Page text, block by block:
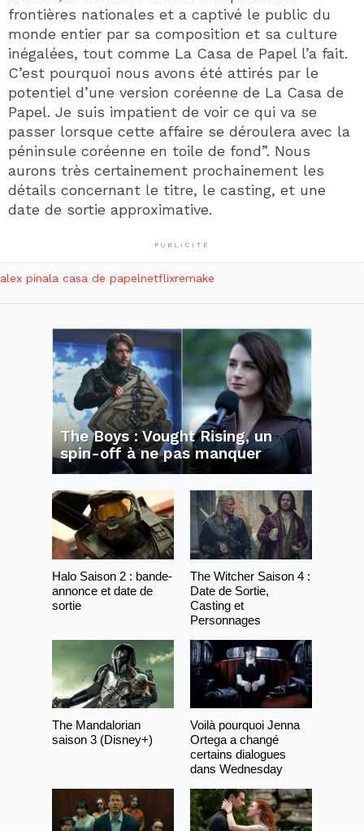
frontières nationales et a captivé le public du
monde entier par sa composition et sa culture
inégalées, tout comme La Casa de Papel l’a fait.
C’est pourquoi nous avons été attirés par le
potentiel d’une version coréenne de La Casa de
Papel. Je suis impatient de voir ce qui va se
passer lorsque cette affaire se déroulera avec la
péninsule coréenne en toile de fond”. Nous
aurons très certainement prochainement les
détails concernant le titre, le casting, et une
date de sortie approximative.
PUBLICITÉ
alex pinala casa de papelnetflixremake
The Boys : Vought Rising, un
spin-off à ne pas manquer
Halo Saison 2 : bande-
annonce et date de
sortie
The Witcher Saison 4 :
Date de Sortie,
Casting et
Personnages
The Mandalorian
saison 3 (Disney+)
Voilà pourquoi Jenna
Ortega a changé
certains dialogues
dans Wednesday